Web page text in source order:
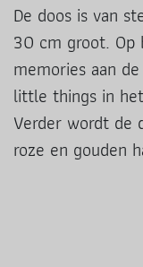
De doos is van
30 cm groot.
memories aan
little things in
Verder wordt de
roze en gouden